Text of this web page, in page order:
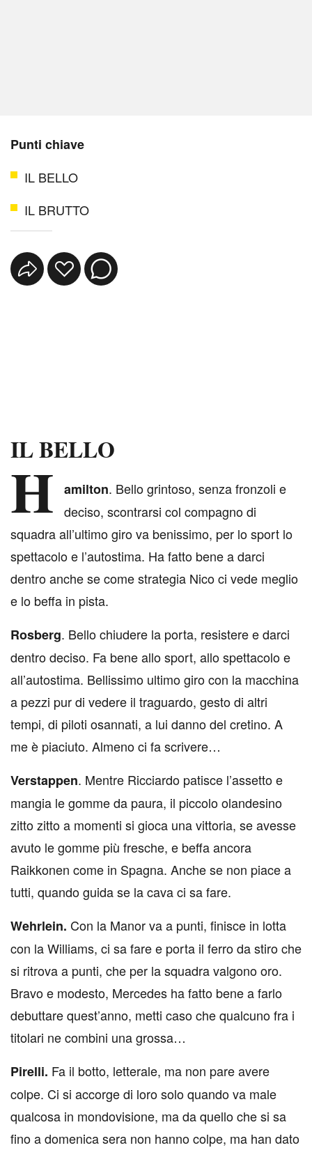
Punti chiave
IL BELLO
IL BRUTTO
IL BELLO
H amilton. Bello grintoso, senza fronzoli e
deciso, scontrarsi col compagno di
squadra all’ultimo giro va benissimo, per lo sport lo
spettacolo e l’autostima. Ha fatto bene a darci
dentro anche se come strategia Nico ci vede meglio
e lo beffa in pista.
Rosberg. Bello chiudere la porta, resistere e darci
dentro deciso. Fa bene allo sport, allo spettacolo e
all’autostima. Bellissimo ultimo giro con la macchina
a pezzi pur di vedere il traguardo, gesto di altri
tempi, di piloti osannati, a lui danno del cretino. A
me è piaciuto. Almeno ci fa scrivere…
Verstappen. Mentre Ricciardo patisce l’assetto e
mangia le gomme da paura, il piccolo olandesino
zitto zitto a momenti si gioca una vittoria, se avesse
avuto le gomme più fresche, e beffa ancora
Raikkonen come in Spagna. Anche se non piace a
tutti, quando guida se la cava ci sa fare.
Wehrlein. Con la Manor va a punti, finisce in lotta
con la Williams, ci sa fare e porta il ferro da stiro che
si ritrova a punti, che per la squadra valgono oro.
Bravo e modesto, Mercedes ha fatto bene a farlo
debuttare quest’anno, metti caso che qualcuno fra i
titolari ne combini una grossa…
Pirelli. Fa il botto, letterale, ma non pare avere
colpe. Ci si accorge di loro solo quando va male
qualcosa in mondovisione, ma da quello che si sa
fino a domenica sera non hanno colpe, ma han dato